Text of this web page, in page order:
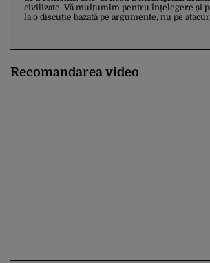
civilizate. Vă mulțumim pentru înțelegere și
la o discuție bazată pe argumente, nu pe
Recomandarea video